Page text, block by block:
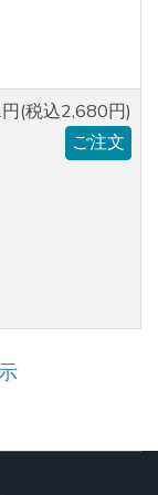
(税込2,680円)
ご注文